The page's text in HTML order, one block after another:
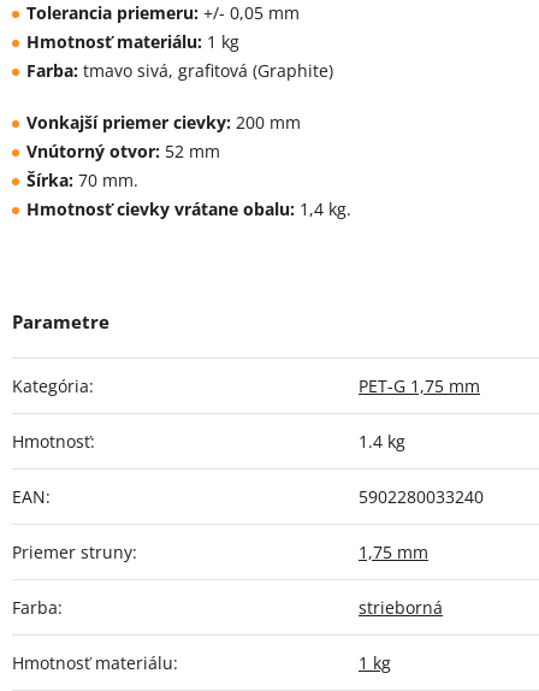
Tolerancia priemeru: +/- 0,05 mm
Hmotnosť materiálu: 1 kg
Farba: tmavo sivá, grafitová (Graphite)
Vonkajší priemer cievky: 200 mm
Vnútorný otvor: 52 mm
Šírka: 70 mm.
Hmotnosť cievky vrátane obalu: 1,4 kg.
Kategória: PET-G 1,75 mm
Hmotnosť: 1.4 kg
EAN: 5902280033240
Priemer struny: 1,75 mm
Farba: strieborná
Hmotnosť materiálu: 1 kg